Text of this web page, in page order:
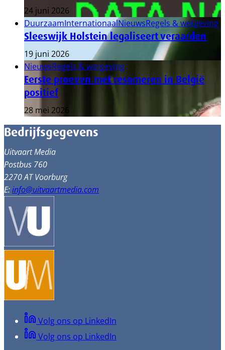
24 juni 2026
DuurzaamInternationaalNieuwsRegels & wetgeving
Sleeswijk Holstein legaliseert veraarden
19 juni 2026
NieuwsRegels & wetgeving
Eerste proeven met resomeren in België
positief
28 mei 2026
Bedrijfsgegevens
Uitvaart Media
Postbus 760
2270 AT Voorburg
E:info@uitvaartmedia.com
Volg ons op LinkedIn
Volg ons op LinkedIn